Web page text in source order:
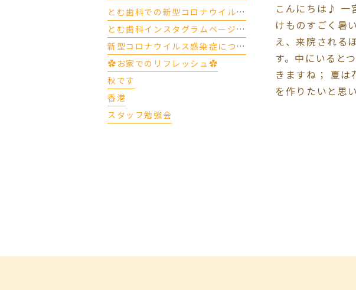
こんにちは♪ 一
けものすごく暑
え、来院される
す。中にいると
きますね； 夏
を作りたいと思
とむ歯科での新型コロナウイルスの対応について（4/17更新）
とむ歯科インスタグラムページができました
新型コロナウイルス感染症について
✿お家でのリフレッシュ✿
秋です
香港
スタッフ勉強会